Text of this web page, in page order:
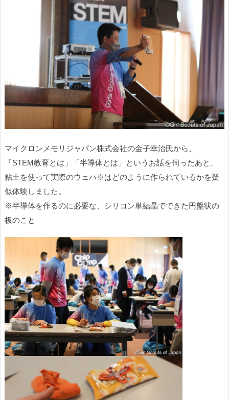
マイクロンメモリジャパン株式会社の金子幸治氏から、
「STEM教育とは」「半導体とは」というお話を伺ったあと、
粘土を使って実際のウェハ※はどのように作られているかを疑
似体験しました。
※半導体を作るのに必要な、シリコン単結晶でできた円盤状の
板のこと